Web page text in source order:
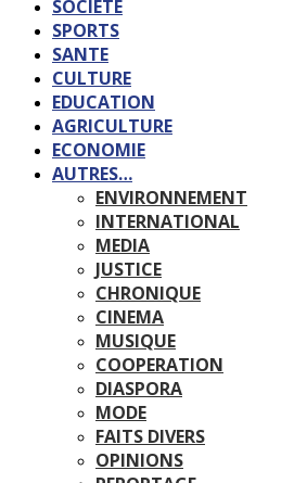
SOCIETE
SPORTS
SANTE
CULTURE
EDUCATION
AGRICULTURE
ECONOMIE
AUTRES…
ENVIRONNEMENT
INTERNATIONAL
MEDIA
JUSTICE
CHRONIQUE
CINEMA
MUSIQUE
COOPERATION
DIASPORA
MODE
FAITS DIVERS
OPINIONS